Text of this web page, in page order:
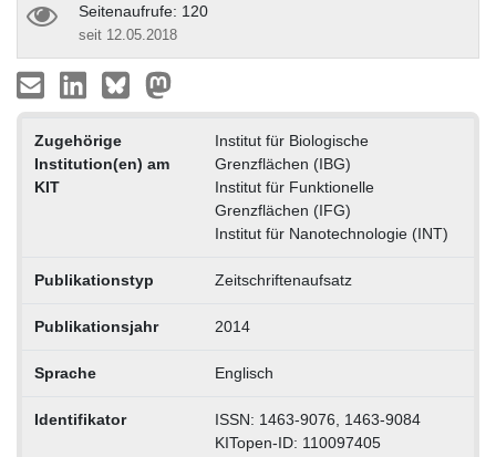
Seitenaufrufe: 120
seit 12.05.2018
Zugehörige
Institution(en) am
KIT
Institut für Biologische
Grenzflächen (IBG)
Institut für Funktionelle
Grenzflächen (IFG)
Institut für Nanotechnologie (INT)
Publikationstyp Zeitschriftenaufsatz
Publikationsjahr 2014
Sprache Englisch
Identifikator
ISSN: 1463-9076, 1463-9084
KITopen-ID: 110097405